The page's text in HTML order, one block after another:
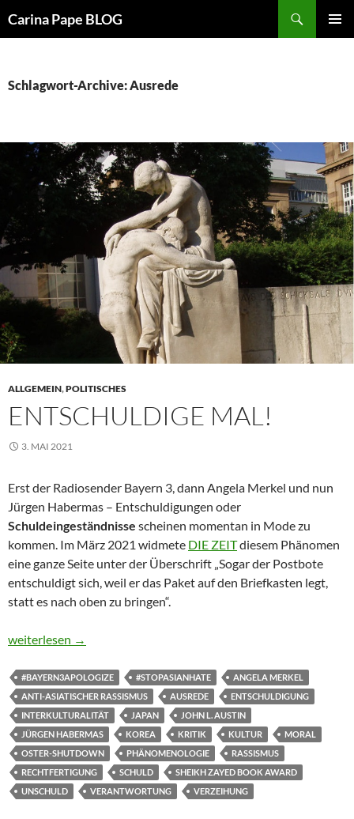
Carina Pape BLOG
Schlagwort-Archive: Ausrede
ALLGEMEIN,POLITISCHES
ENTSCHULDIGE MAL!
3. MAI 2021
Erst der Radiosender Bayern 3, dann Angela Merkel und nun
Jürgen Habermas – Entschuldigungen oder
Schuldeingeständnisse scheinen momentan in Mode zu
kommen. Im März 2021 widmete DIE ZEITdiesem Phänomen
eine ganze Seite unter der Überschrift „Sogar der Postbote
entschuldigt sich, weil er das Paket auf den Briefkasten legt,
statt es nach oben zu bringen“.
Entschuldige mal!
weiterlesen →
#BAYERN3APOLOGIZE #STOPASIANHATE
ANGELA MERKEL
ANTI-ASIATISCHER RASSISMUS
AUSREDE
ENTSCHULDIGUNG
INTERKULTURALITÄT
JAPAN
JOHN L. AUSTIN
JÜRGEN HABERMAS
KOREA KRITIK KULTUR
MORAL
OSTER-SHUTDOWN
PHÄNOMENOLOGIE
RASSISMUS
RECHTFERTIGUNG
SCHULD
SHEIKH ZAYED BOOK AWARD
UNSCHULD
VERANTWORTUNG VERZEIHUNG